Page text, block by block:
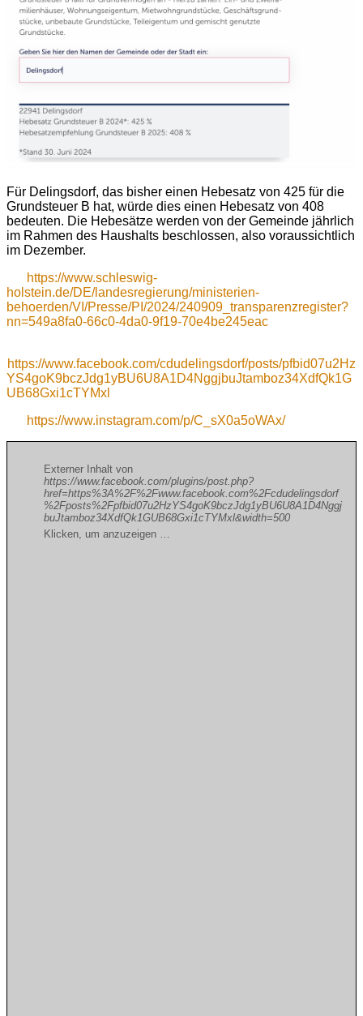
Für Delingsdorf, das bisher einen Hebesatz von 425 für die
Grundsteuer B hat, würde dies einen Hebesatz von 408
bedeuten. Die Hebesätze werden von der Gemeinde jährlich
im Rahmen des Haushalts beschlossen, also voraussichtlich
im Dezember.
https://www.schleswig-
holstein.de/DE/landesregierung/ministerien-
behoerden/VI/Presse/PI/2024/240909_transparenzregister?
nn=549a8fa0-66c0-4da0-9f19-70e4be245eac
https://www.facebook.com/cdudelingsdorf/posts/pfbid07u2Hz
YS4goK9bczJdg1yBU6U8A1D4NggjbuJtamboz34XdfQk1G
UB68Gxi1cTYMxl
https://www.instagram.com/p/C_sX0a5oWAx/